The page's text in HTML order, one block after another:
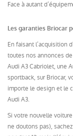
Face à autant
Les garanties Briocar
En faisant l’acquisition
toutes nos annonces
Audi A3 Cabriolet, une
sportback, sur Briocar,
importe le design et le
Audi A3.
Si votre nouvelle
ne doutons pas),